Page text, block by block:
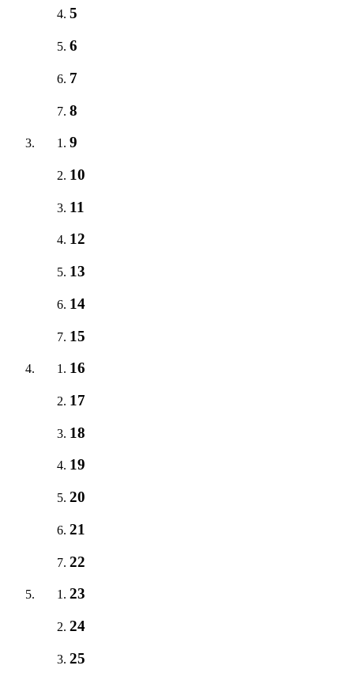
5
6
7
8
9
10
11
12
13
14
15
16
17
18
19
20
21
22
23
24
25